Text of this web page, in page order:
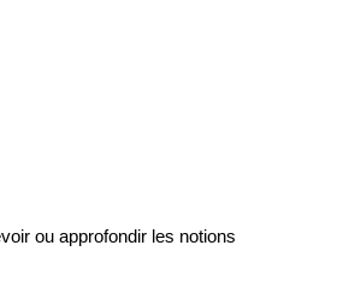
ou approfondir les notions